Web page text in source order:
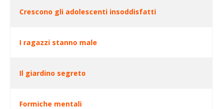
Crescono gli adolescenti insoddisfatti
I ragazzi stanno male
Il giardino segreto
Formiche mentali